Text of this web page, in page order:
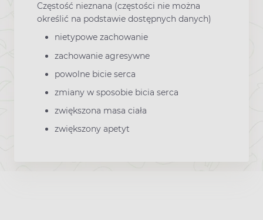
Częstość nieznana (częstości nie można
określić na podstawie dostępnych danych)
nietypowe zachowanie
zachowanie agresywne
powolne bicie serca
zmiany w sposobie bicia serca
zwiększona masa ciała
zwiększony apetyt